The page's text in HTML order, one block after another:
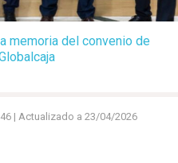
memoria del convenio de
| Actualizado a 23/04/2026